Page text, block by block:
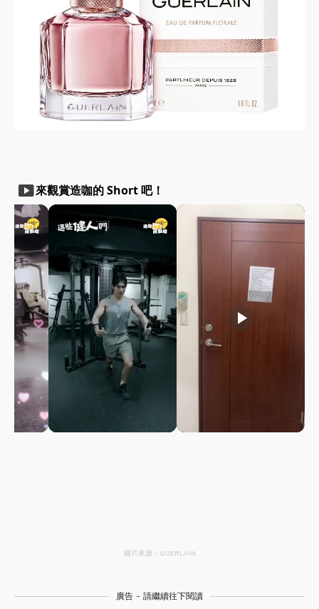
smart_display來觀賞造咖的 Short 吧！
play_arrow play_arrow
圖片來源：GUERLAIN
廣告 - 請繼續往下閱讀